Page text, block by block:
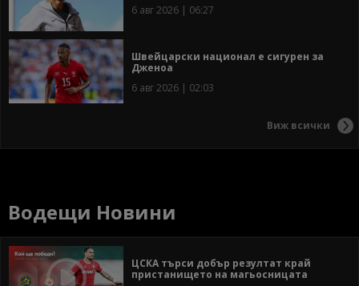
6 авг 2026 | 06:27
Швейцарски национал е сигурен за
Дженоа
6 авг 2026 | 02:03
Виж всички
Водещи Новини
ЦСКА търси добър резултат край
пристанището на магьосницата